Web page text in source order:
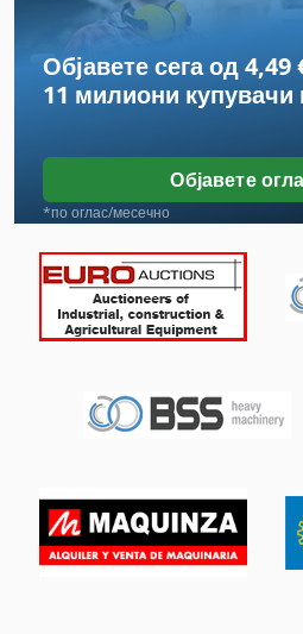
Градежен Кран
Кран
Кран Синџир
Кранови На Кранови
Креветен Кран
Кула Кран
Мобилен Кран
Подигнување На Кран
Портален Кран
Објавете сега од 4,49
11 милиони купувачи
Објавете
*по оглас/месечно